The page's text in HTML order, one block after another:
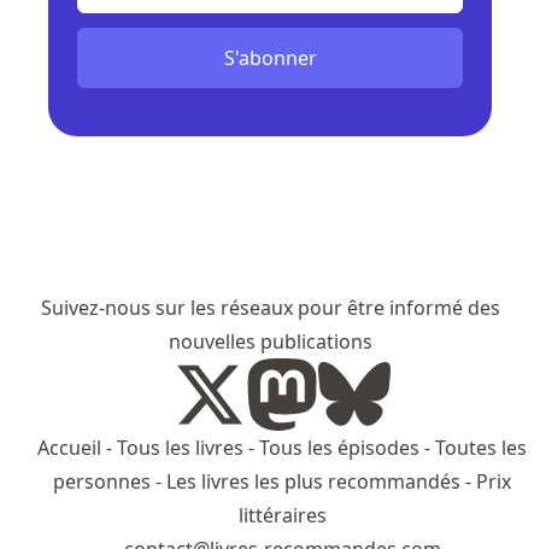
S'abonner
Suivez-nous sur les réseaux pour être informé des
nouvelles publications
Accueil -Tous les livres -Tous les épisodes -Toutes les
personnes - Les livres les plus recommandés - Prix
littéraires